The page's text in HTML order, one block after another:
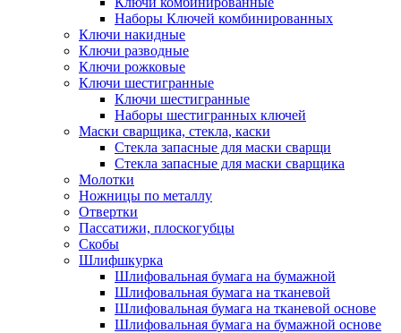
Наборы Ключей комбинированных
Ключи накидные
Ключи разводные
Ключи рожковые
Ключи шестигранные
Ключи шестигранные
Наборы шестигранных ключей
Маски сварщика, стекла, каски
Стекла запасные для маски сварщи
Стекла запасные для маски сварщика
Молотки
Ножницы по металлу
Отвертки
Пассатижи, плоскогубцы
Скобы
Шлифшкурка
Шлифовальная бумага на бумажной
Шлифовальная бумага на тканевой
Шлифовальная бумага на тканевой основе
Шлифовальная бумага на бумажной основе